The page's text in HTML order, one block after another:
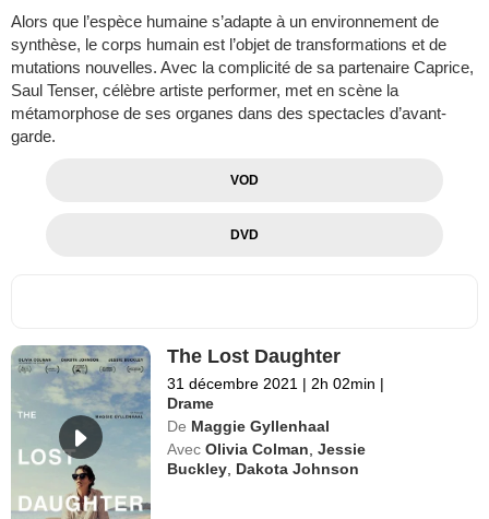
Alors que l’espèce humaine s’adapte à un environnement de
synthèse, le corps humain est l’objet de transformations et de
mutations nouvelles. Avec la complicité de sa partenaire Caprice,
Saul Tenser, célèbre artiste performer, met en scène la
métamorphose de ses organes dans des spectacles d’avant-
garde.
VOD
DVD
The Lost Daughter
31 décembre 2021 | 2h 02min |
Drame
De Maggie Gyllenhaal
Avec Olivia Colman,Jessie
Buckley, Dakota Johnson